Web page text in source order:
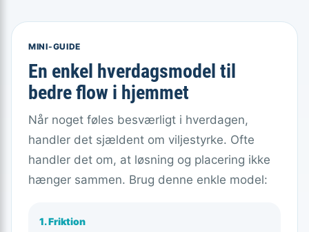
MINI-GUIDE
En enkel hverdagsmodel til
bedre flow i hjemmet
Når noget føles besværligt i hverdagen,
handler det sjældent om viljestyrke. Ofte
handler det om, at løsning og placering ikke
hænger sammen. Brug denne enkle model:
1. Friktion